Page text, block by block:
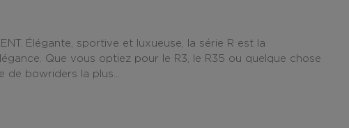
Élégante, sportive et luxueuse, la série R est la
Que vous optiez pour le R3, le R35 ou quelque chose
de bowriders la plus...